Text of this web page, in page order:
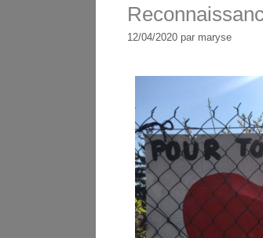
12/04/2020 par maryse